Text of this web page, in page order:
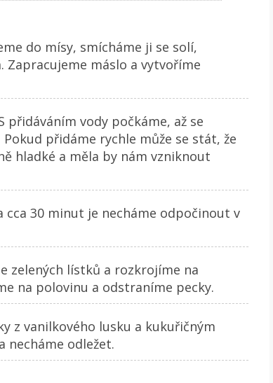
do mísy, smícháme ji se solí,
Zapracujeme máslo a vytvoříme
přidáváním vody počkáme, až se
přidáme rychle může se stát, že
hladké a měla by nám vzniknout
30 minut je necháme odpočinout v
zelených lístků a rozkrojíme na
na polovinu a odstraníme pecky.
z vanilkového lusku a kukuřičným
necháme odležet.